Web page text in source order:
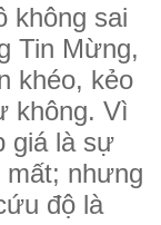
không sai
Tin Mừng,
khéo, kẻo
không. Vì
giá là sự
nhưng
độ là